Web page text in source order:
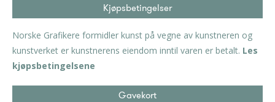
Kjøpsbetingelser
Norske Grafikere formidler kunst på vegne av kunstneren og
kunstverket er kunstnerens eiendom inntil varen er betalt. Les
kjøpsbetingelsene
Gavekort